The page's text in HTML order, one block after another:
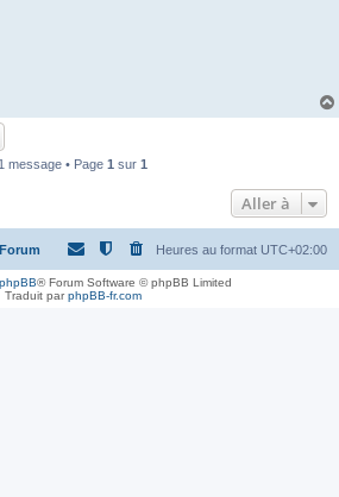
1 message • Page 1 sur 1
Aller à
Heures au format UTC+02:00
phpBB® Forum Software © phpBB Limited
Traduit parphpBB-fr.com